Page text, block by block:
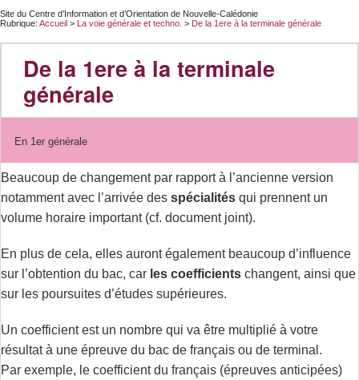
Site du Centre d’Information et d’Orientation de Nouvelle-Calédonie
Rubrique: Accueil > La voie générale et techno. > De la 1ere à la terminale générale
De la 1ere à la terminale
générale
En 1er générale
Beaucoup de changement par rapport à l’ancienne version
notamment avec l’arrivée des spécialités qui prennent un
volume horaire important (cf. document joint).
En plus de cela, elles auront également beaucoup d’influence
sur l’obtention du bac, car les coefficients changent, ainsi que
sur les poursuites d’études supérieures.
Un coefficient est un nombre qui va être multiplié à votre
résultat à une épreuve du bac de français ou de terminal.
Par exemple, le coefficient du français (épreuves anticipées)